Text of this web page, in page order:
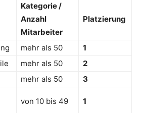
Kategorie /
Anzahl
Mitarbeiter
Platzierung
mehr als 50
1
mehr als 50
2
mehr als 50
3
von 10 bis 49 1